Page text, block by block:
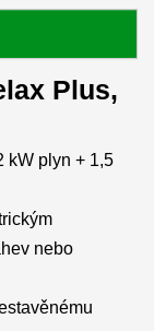
Plus,
kW plyn + 1,5
nebo